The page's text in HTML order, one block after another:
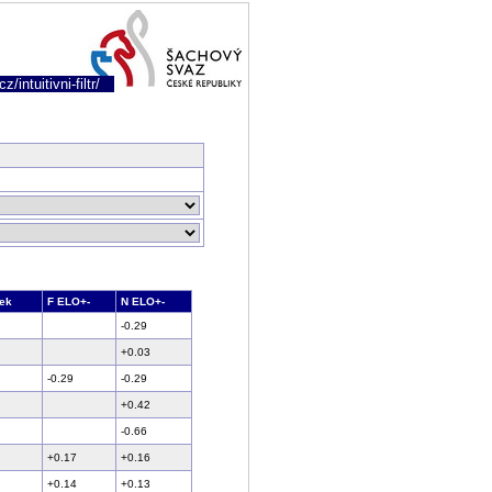
intuitivni-filtr/
F ELO+-
N ELO+-
-0.29
+0.03
-0.29 -0.29
+0.42
-0.66
+0.17 +0.16
+0.14 +0.13